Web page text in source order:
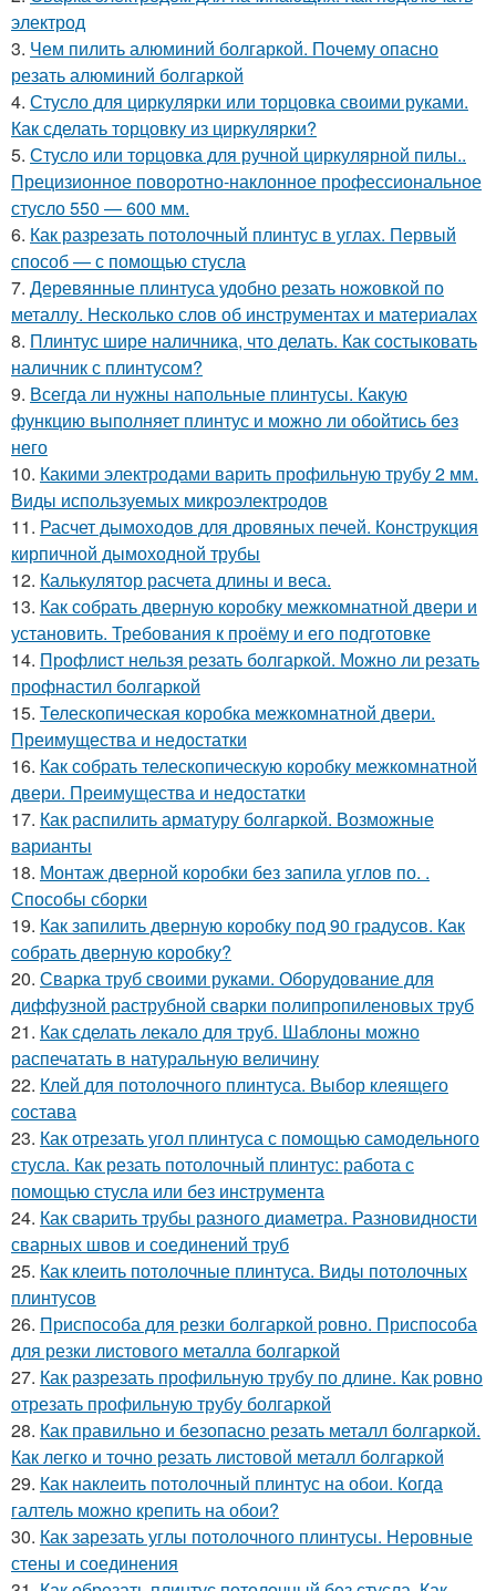
электрод
3. Чем пилить алюминий болгаркой. Почему опасно
резать алюминий болгаркой
4. Стусло для циркулярки или торцовка своими руками.
Как сделать торцовку из циркулярки?
5. Стусло или торцовка для ручной циркулярной пилы..
Прецизионное поворотно-наклонное профессиональное
стусло 550 — 600 мм.
6. Как разрезать потолочный плинтус в углах. Первый
способ — с помощью стусла
7. Деревянные плинтуса удобно резать ножовкой по
металлу. Несколько слов об инструментах и материалах
8. Плинтус шире наличника, что делать. Как состыковать
наличник с плинтусом?
9. Всегда ли нужны напольные плинтусы. Какую
функцию выполняет плинтус и можно ли обойтись без
него
10. Какими электродами варить профильную трубу 2 мм.
Виды используемых микроэлектродов
11. Расчет дымоходов для дровяных печей. Конструкция
кирпичной дымоходной трубы
12. Калькулятор расчета длины и веса.
13. Как собрать дверную коробку межкомнатной двери и
установить. Требования к проёму и его подготовке
14. Профлист нельзя резать болгаркой. Можно ли резать
профнастил болгаркой
15. Телескопическая коробка межкомнатной двери.
Преимущества и недостатки
16. Как собрать телескопическую коробку межкомнатной
двери. Преимущества и недостатки
17. Как распилить арматуру болгаркой. Возможные
варианты
18. Монтаж дверной коробки без запила углов по. .
Способы сборки
19. Как запилить дверную коробку под 90 градусов. Как
собрать дверную коробку?
20. Сварка труб своими руками. Оборудование для
диффузной раструбной сварки полипропиленовых труб
21. Как сделать лекало для труб. Шаблоны можно
распечатать в натуральную величину
22. Клей для потолочного плинтуса. Выбор клеящего
состава
23. Как отрезать угол плинтуса с помощью самодельного
стусла. Как резать потолочный плинтус: работа с
помощью стусла или без инструмента
24. Как сварить трубы разного диаметра. Разновидности
сварных швов и соединений труб
25. Как клеить потолочные плинтуса. Виды потолочных
плинтусов
26. Приспособа для резки болгаркой ровно. Приспособа
для резки листового металла болгаркой
27. Как разрезать профильную трубу по длине. Как ровно
отрезать профильную трубу болгаркой
28. Как правильно и безопасно резать металл болгаркой.
Как легко и точно резать листовой металл болгаркой
29. Как наклеить потолочный плинтус на обои. Когда
галтель можно крепить на обои?
30. Как зарезать углы потолочного плинтусы. Неровные
стены и соединения